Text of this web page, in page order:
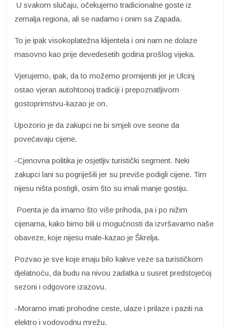
U svakom slučaju, očekujemo tradicionalne goste iz
zemalja regiona, ali se nadamo i onim sa Zapada.
To je ipak visokoplatežna klijentela i oni nam ne dolaze
masovno kao prije devedesetih godina prošlog vijeka.
Vjerujemo, ipak, da to možemo promijeniti jer je Ulcinj
ostao vjeran autohtonoj tradiciji i prepoznatljivom
gostoprimstvu-kazao je on.
Upozorio je da zakupci ne bi smjeli ove seone da
povećavaju cijene.
-Cjenovna politika je osjetljiv turistički segment. Neki
zakupci lani su pogriješili jer su previše podigli cijene. Tim
nijesu ništa postigli, osim što su imali manje gostiju.
Poenta je da imamo što više prihoda, pa i po nižim
cijenama, kako bimo bili u mogućnosti da izvršavamo naše
obaveze, koje nijesu male-kazao je Škrelja.
Pozvao je sve koje imaju bilo kakve veze sa turističkom
djelatnoću, da budu na nivou zadatka u susret predstojećoj
sezoni i odgovore izazovu.
-Moramo imati prohodne ceste, ulaze i prilaze i paziti na
elektro i vodovodnu mrežu.